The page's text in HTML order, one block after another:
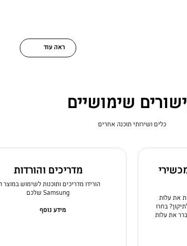
ראה עוד
שימושיים
כלים ושירותי תוכנה אחרים
את עלות
בחרו
את עלות
מדריכים והורדות
הורידו מדריכים ותוכנות לשימוש במוצר
Samsung שלכם
מידע נוסף